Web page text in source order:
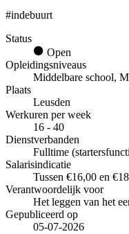
#indebuurt
Status
Open
Opleidingsniveaus
Middelbare school,
Plaats
Leusden
Werkuren per week
16 - 40
Dienstverbanden
Fulltime
Salarisindicatie
Tussen €16,00 en
Verantwoordelijk voor
Het leggen van het
Gepubliceerd op
05-07-2026